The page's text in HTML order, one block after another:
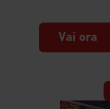
Vai ora